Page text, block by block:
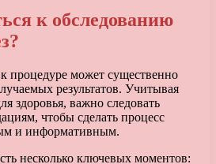
к обследованию
процедуре может существенно
результатов. Учитывая
здоровья, важно следовать
чтобы сделать процесс
и информативным.
несколько ключевых моментов: